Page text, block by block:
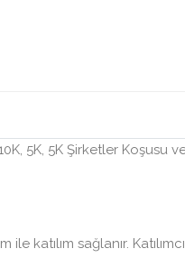
5K, 5K Şirketler Koşusu
katılım sağlanır.